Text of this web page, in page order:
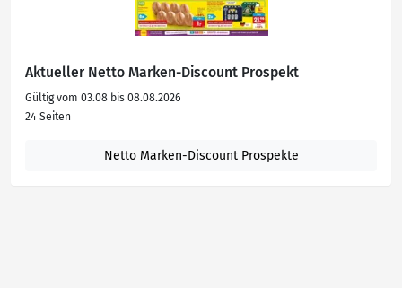
Aktueller Netto Marken-Discount Prospekt
Gültig vom 03.08 bis 08.08.2026
24 Seiten
Netto Marken-Discount Prospekte